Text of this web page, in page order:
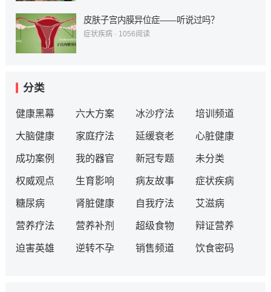
皮肤子宫内膜异位症——听说过吗？
症状疾病· 1056阅读
分类
健康黑幕 六大方案 冰沙疗法 培训频道
大脑健康 家庭疗法 延缓衰老 心脏健康
成功案例 我的器官 新冠专题 未分类
权威观点 生育影响 病友故事 症状疾病
糖尿病 肾脏健康 自我疗法 艾滋病
营养疗法 营养补剂 超级食物 辩证营养
迫害英雄 逆转不孕 销售频道 饮食密码